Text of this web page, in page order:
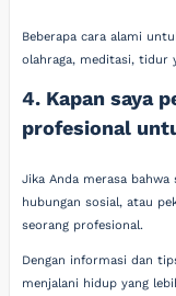
Beberapa cara alami
olahraga, meditasi, tidur
4. Kapan saya
profesional
Jika Anda merasa
hubungan sosial, atau
seorang profesional.
Dengan informasi dan
menjalani hidup yang